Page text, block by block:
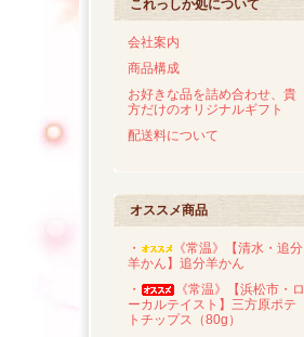
これっしか処について
会社案内
商品構成
お好きな品を詰め合わせ、貴
方だけのオリジナルギフト
配送料について
オススメ商品
・
《常温》【清水・追分
羊かん】追分羊かん
・
《常温》【浜松市・ロ
ーカルテイスト】三方原ポテ
トチップス（80g）